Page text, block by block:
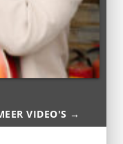
VIDEO'S →